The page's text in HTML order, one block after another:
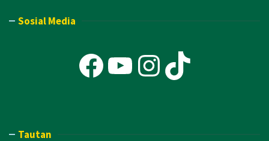
Sosial Media
Facebook
YouTube
TikTok
Tautan